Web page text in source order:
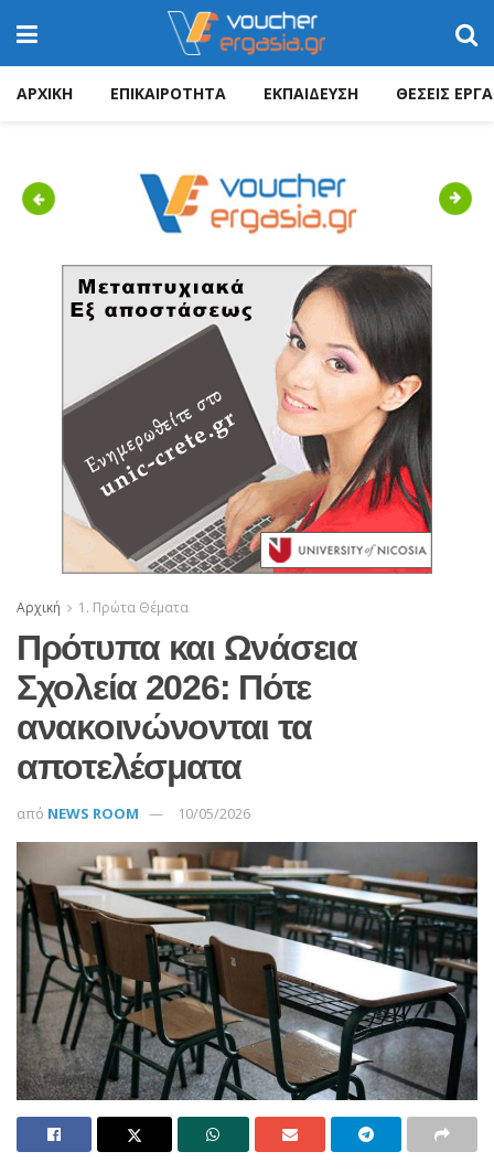
ΑΡΧΙΚΗ ΕΠΙΚΑΙΡΟΤΗΤΑ ΕΚΠΑΙΔΕΥΣΗ ΘΕΣΕΙΣ
Previous Next
Αρχική 1. Πρώτα Θέματα
Πρότυπα και Ωνάσεια
Σχολεία 2026: Πότε
ανακοινώνονται τα
αποτελέσματα
από NEWS ROOM 10/05/2026